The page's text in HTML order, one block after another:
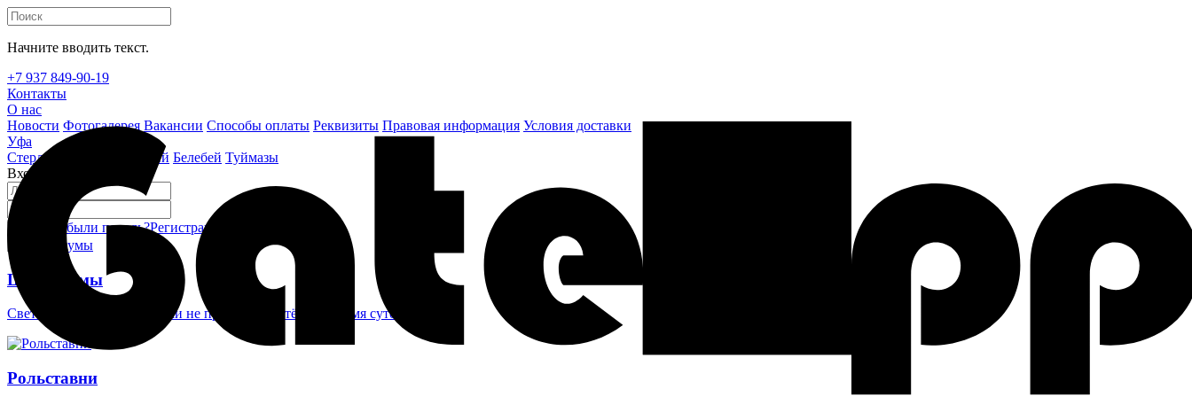
Начните вводить текст.
+7 937 849-90-19
Контакты
О нас
Новости Фотогалерея Вакансии Способы оплаты Реквизиты Правовая информация Условия доставки
Уфа
Стерлитамак
Октябрьский Белебей Туймазы
Вход на сайт
Забыли пароль?Регистрация
Шлагбаумы
Светоотражающие наклейки не проглядеть в тёмное время суток
Рольставни